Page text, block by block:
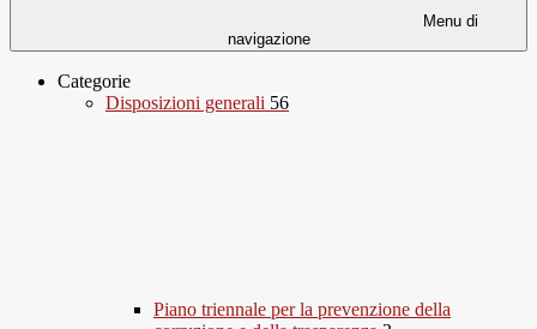
Menu di
navigazione
Categorie
Disposizioni generali 56
Piano triennale per la prevenzione della